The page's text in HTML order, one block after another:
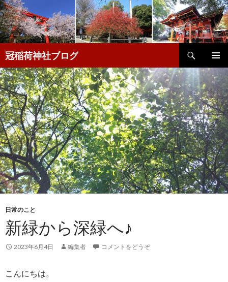
冠稲荷神社ブログ
索
メインメ
ニュー
ン
テ
ン
ツ
へ
移
動
日常のこと
新緑から深緑へ♪
2023年6月4日 編集者 コメントをどうぞ
こんにちは。